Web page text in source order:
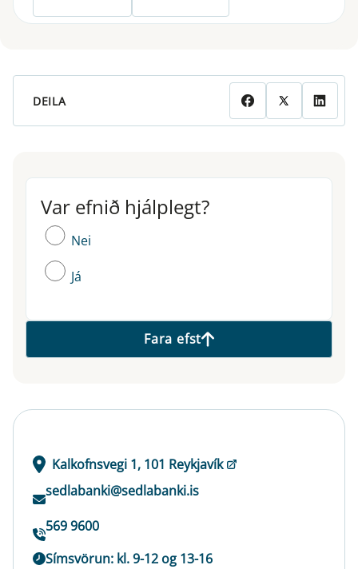
DEILA
Var efnið hjálplegt?
Var efnið hjálplegt?
Nei
Já
Fara efst
Kalkofnsvegi 1, 101 Reykjavík
sedlabanki@sedlabanki.is
569 9600
Símsvörun: kl. 9-12 og 13-16